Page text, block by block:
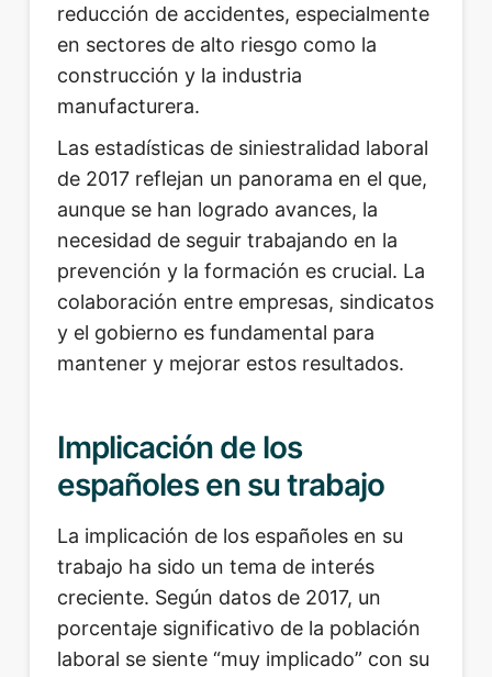
reducción de accidentes, especialmente
en sectores de alto riesgo como la
construcción y la industria
manufacturera.
Las estadísticas de siniestralidad laboral
de 2017 reflejan un panorama en el que,
aunque se han logrado avances, la
necesidad de seguir trabajando en la
prevención y la formación es crucial. La
colaboración entre empresas, sindicatos
y el gobierno es fundamental para
mantener y mejorar estos resultados.
Implicación de los
españoles en su trabajo
La implicación de los españoles en su
trabajo ha sido un tema de interés
creciente. Según datos de 2017, un
porcentaje significativo de la población
laboral se siente “muy implicado” con su